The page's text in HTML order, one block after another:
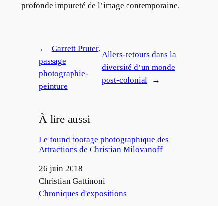
profonde impureté de l’image contemporaine.
←
Garrett Pruter,
passage
photographie-
peinture
Allers-retours dans la
diversité d’un monde
post-colonial
→
À lire aussi
Le found footage photographique des
Attractions de Christian Milovanoff
Date
26 juin 2018
Auteur
Christian Gattinoni
Par rapport à
Chroniques d'expositions